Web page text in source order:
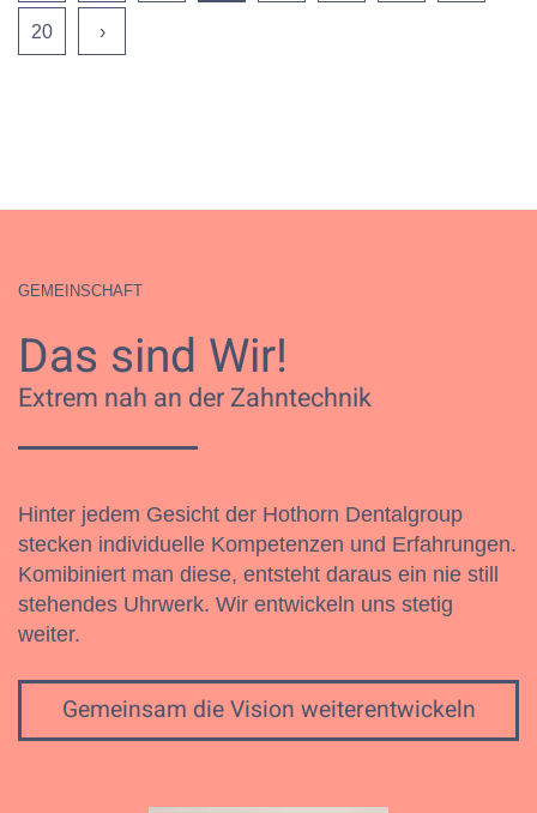
20 ›
GEMEINSCHAFT
Das sind Wir!
Extrem nah an der Zahntechnik
Hinter jedem Gesicht der Hothorn Dentalgroup
stecken individuelle Kompetenzen und Erfahrungen.
Komibiniert man diese, entsteht daraus ein nie still
stehendes Uhrwerk. Wir entwickeln uns stetig
weiter.
Gemeinsam die Vision weiterentwickeln